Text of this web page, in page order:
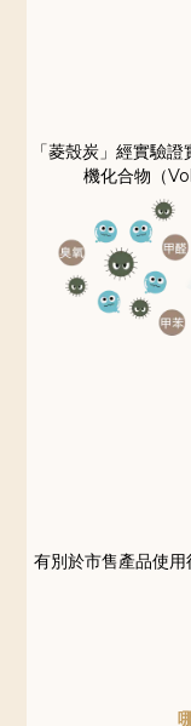
「菱殼炭」經實驗
機化合物（
有別於市售產品使